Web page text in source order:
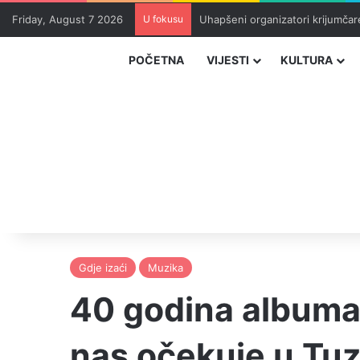
Friday, August 7 2026 U fokusu Uhapšeni organizatori
POČETNA VIJESTI KULTURA
Gdje izaći Muzika
40 godina